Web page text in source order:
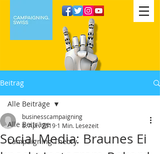
Beitrag
Alle Beiträge
Campaigning Theory
Alle Beiträge
Social Media: Braunes Ei
businesscampaigning
8. Apr. 2019 1 Min. Lesezeit